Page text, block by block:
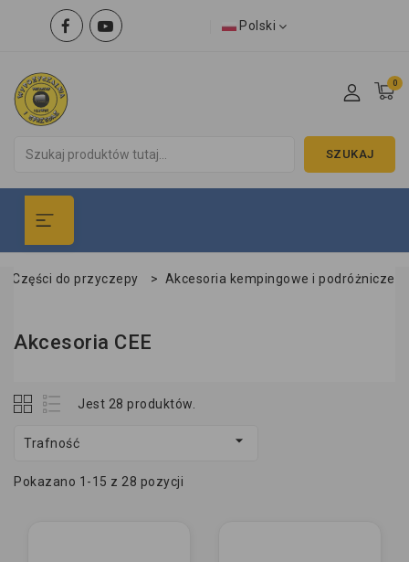
Polski
0
SZUKAJ
Części do przyczepy > Akcesoria kempingowe i podróżnicze
Akcesoria CEE
Jest 28 produktów.
Trafność 
Pokazano 1-15 z 28 pozycji